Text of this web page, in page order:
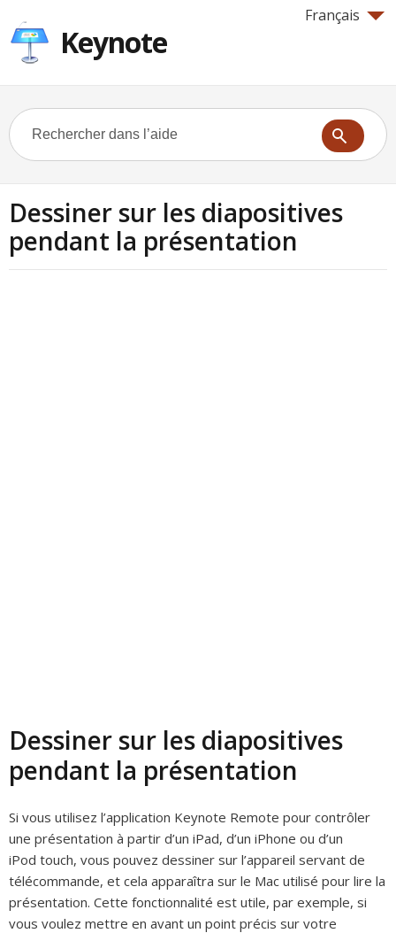
Français
Keynote
Dessiner sur les diapositives
pendant la présentation
Dessiner sur les diapositives
pendant la présentation
Si vous utilisez l’application Keynote Remote pour contrôler
une présentation à partir d’un iPad, d’un iPhone ou d’un
iPod touch, vous pouvez dessiner sur l’appareil servant de
télécommande, et cela apparaîtra sur le Mac utilisé pour lire la
présentation. Cette fonctionnalité est utile, par exemple, si
vous voulez mettre en avant un point précis sur votre